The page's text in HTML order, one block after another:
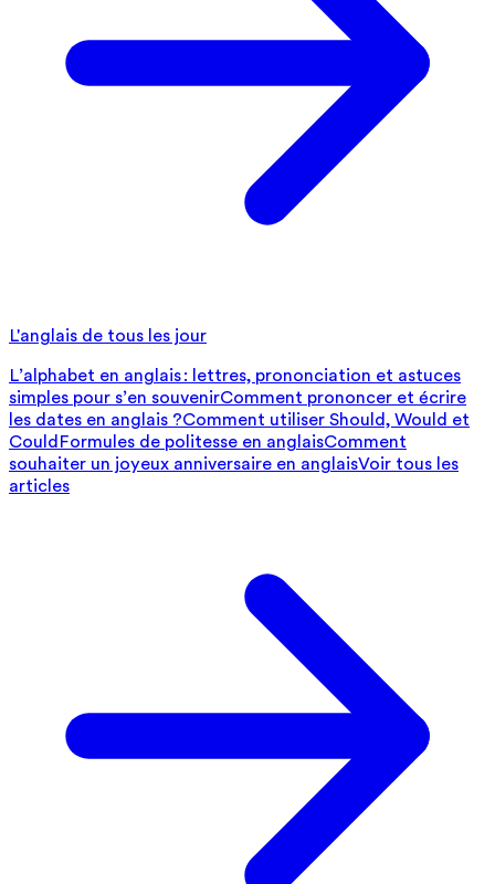
L'anglais de tous les jour
L’alphabet en anglais : lettres, prononciation et astuces
simples pour s’en souvenirComment prononcer et écrire
les dates en anglais ?Comment utiliser Should, Would et
Could Formules de politesse en anglaisComment
souhaiter un joyeux anniversaire en anglaisVoir tous les
articles